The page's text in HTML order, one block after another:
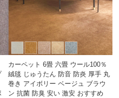
カーペット 6畳 六畳 ウール100％
絨毯 じゅうたん 防音 防炎 厚手 丸
巻き アイボリー ベージュ ブラウ
ン 抗菌 防臭 安い 激安 おすすめ